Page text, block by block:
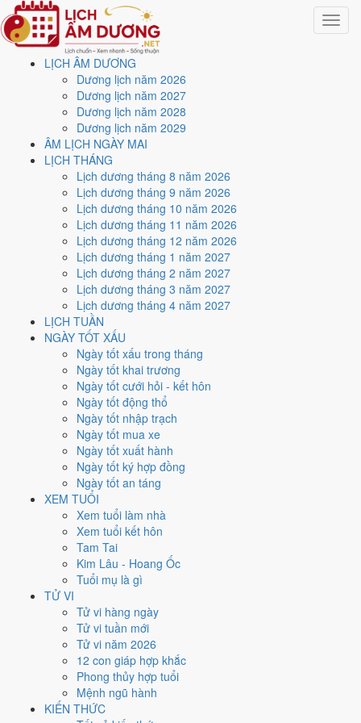
Toggle
LỊCH ÂM DƯƠNG
Dương lịch năm 2026
Dương lịch năm 2027
Dương lịch năm 2028
Dương lịch năm 2029
ÂM LỊCH NGÀY MAI
LỊCH THÁNG
Lịch dương tháng 8 năm 2026
Lịch dương tháng 9 năm 2026
Lịch dương tháng 10 năm 2026
Lịch dương tháng 11 năm 2026
Lịch dương tháng 12 năm 2026
Lịch dương tháng 1 năm 2027
Lịch dương tháng 2 năm 2027
Lịch dương tháng 3 năm 2027
Lịch dương tháng 4 năm 2027
LỊCH TUẦN
NGÀY TỐT XẤU
Ngày tốt xấu trong tháng
Ngày tốt khai trương
Ngày tốt cưới hỏi - kết hôn
Ngày tốt động thổ
Ngày tốt nhập trạch
Ngày tốt mua xe
Ngày tốt xuất hành
Ngày tốt ký hợp đồng
Ngày tốt an táng
XEM TUỔI
Xem tuổi làm nhà
Xem tuổi kết hôn
Tam Tai
Kim Lâu - Hoang Ốc
Tuổi mụ là gì
TỬ VI
Tử vi hàng ngày
Tử vi tuần mới
Tử vi năm 2026
12 con giáp hợp khắc
Phong thủy hợp tuổi
Mệnh ngũ hành
KIẾN THỨC
Trang chủ
Lịch năm 1994
Lịch âm dương năm 1994 -
Giáp Tuất · Thất Xích Đoài
Nguyễn Minh An·Cập nhật: 30/07/2026
1994 (Giáp Tuất), Tết Nguyên đán vào
Giáp Tuất 1994có Thiên Can Giáp hành Mộc, Địa Chi Tuất hành
Thổ. Nạp Âm làSơn Đầu Hỏahành Hỏa. Hai hành Can và Chi Mộc
khắc Thổ (tương khắc), đó là nền khí của cả năm.
Cả năm có85 ngày đạt mức Tốt trở lên
. Mức này chấm theo thang 5 bậc dùng chung với trang chi tiết
từng ngày, không phải chỉ đếm ngày Hoàng Đạo.
Tết Nguyên đán rơi vào10/2/1994. Về phong thủy, sao Ngũ Hoàng
hướng Đông Nam (Tốn)
Thìnxung Thái Tuế, theo tục lệ thì nên làm lễ giải đầu
Ngày tốt trở lên
Ngày bình thường
Năm 1994 là năm con gì, mệnh
Năm 1994 là nămGiáp Tuất, Nạp Âm
Can Giáp hành Mộcgặp Địa Chi Tuất hành
của năm vì vậy làMộc - Thổ. Cách tính cặp can chi này nằm ở bài
chi Giáp Tuất.